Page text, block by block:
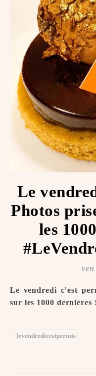
Le
Photos
les
Le vendredi c’est permis ! Photos prises au hasard
sur les 1000
levendredicestpermis